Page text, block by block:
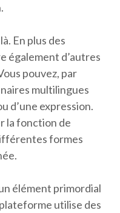
En plus des
également d’autres
pouvez, par
multilingues
d’une expression.
la fonction de
formes
élément primordial
utilise des